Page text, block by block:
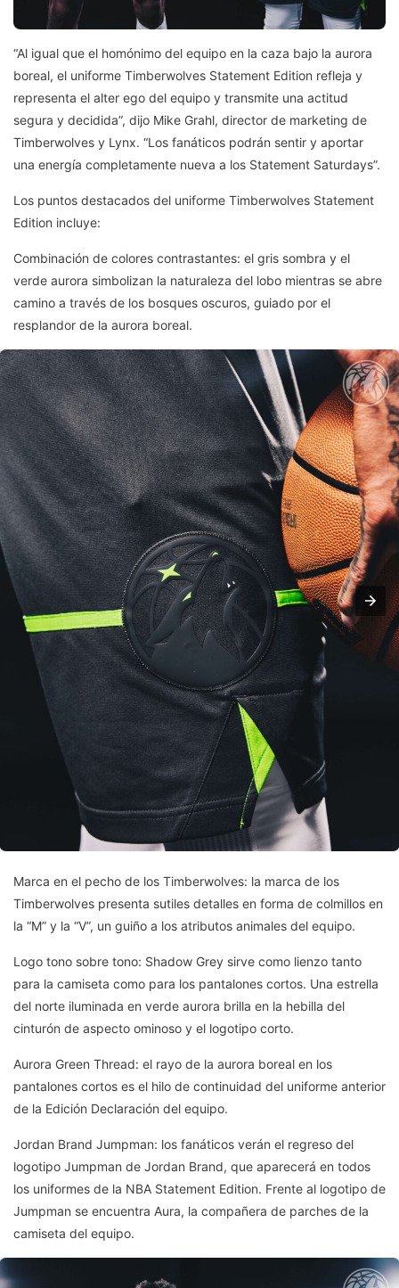
“Al igual que el homónimo del equipo en la caza bajo la aurora
boreal, el uniforme Timberwolves Statement Edition refleja y
representa el alter ego del equipo y transmite una actitud
segura y decidida”, dijo Mike Grahl, director de marketing de
Timberwolves y Lynx. “Los fanáticos podrán sentir y aportar
una energía completamente nueva a los Statement Saturdays”.
Los puntos destacados del uniforme Timberwolves Statement
Edition incluye:
Combinación de colores contrastantes: el gris sombra y el
verde aurora simbolizan la naturaleza del lobo mientras se abre
camino a través de los bosques oscuros, guiado por el
resplandor de la aurora boreal.
Marca en el pecho de los Timberwolves: la marca de los
Timberwolves presenta sutiles detalles en forma de colmillos en
la “M” y la “V”, un guiño a los atributos animales del equipo.
Logo tono sobre tono: Shadow Grey sirve como lienzo tanto
para la camiseta como para los pantalones cortos. Una estrella
del norte iluminada en verde aurora brilla en la hebilla del
cinturón de aspecto ominoso y el logotipo corto.
Aurora Green Thread: el rayo de la aurora boreal en los
pantalones cortos es el hilo de continuidad del uniforme anterior
de la Edición Declaración del equipo.
Jordan Brand Jumpman: los fanáticos verán el regreso del
logotipo Jumpman de Jordan Brand, que aparecerá en todos
los uniformes de la NBA Statement Edition. Frente al logotipo de
Jumpman se encuentra Aura, la compañera de parches de la
camiseta del equipo.